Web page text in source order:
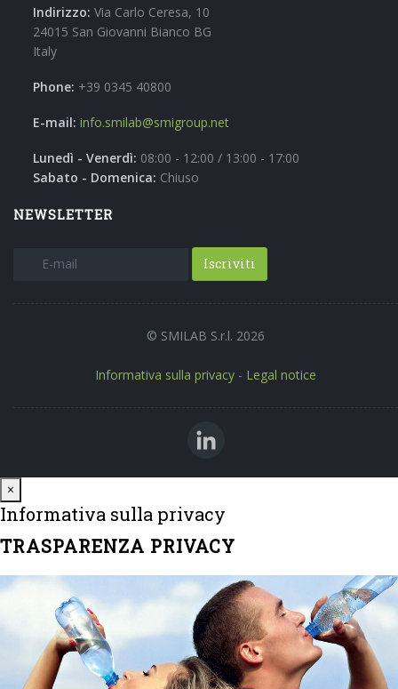
Indirizzo: Via Carlo Ceresa, 10
24015 San Giovanni Bianco BG
Italy
Phone: +39 0345 40800
E-mail: info.smilab@smigroup.net
Lunedì - Venerdì: 08:00 - 12:00 / 13:00 - 17:00
Sabato - Domenica: Chiuso
NEWSLETTER
Iscriviti
© SMILAB S.r.l. 2026
Informativa sulla privacy - Legal notice
×
Informativa sulla privacy
TRASPARENZA PRIVACY